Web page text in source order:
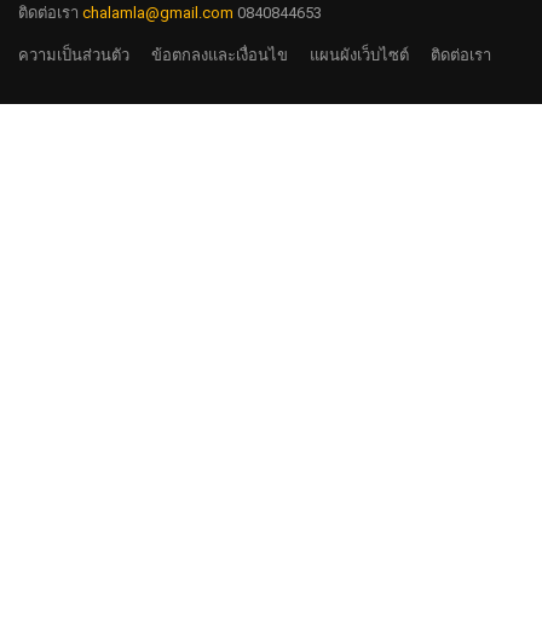
ติดต่อเรา chalamla@gmail.com 0840844653
ความเป็นส่วนตัว ข้อตกลงและเงื่อนไข แผนผังเว็บไซต์ ติดต่อเรา